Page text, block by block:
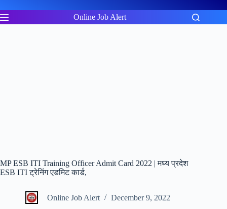
to
content
Online Job Alert
MP ESB ITI Training Officer Admit Card 2022 | मध्य प्रदेश
ESB ITI ट्रेनिंग एडमिट कार्ड,
Online Job Alert December 9, 2022